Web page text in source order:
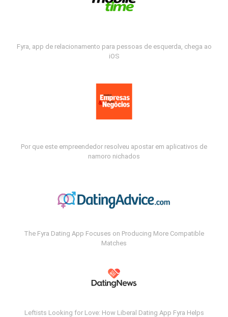
Fyra, app de relacionamento para pessoas de esquerda, chega ao
iOS
Por que este empreendedor resolveu apostar em aplicativos de
namoro nichados
The Fyra Dating App Focuses on Producing More Compatible
Matches
Leftists Looking for Love: How Liberal Dating App Fyra Helps